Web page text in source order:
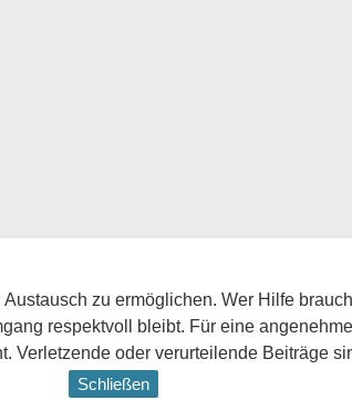
zu ermöglichen. Wer Hilfe
respektvoll bleibt. Für eine
Verletzende oder verurteilende Beiträge
Schließen